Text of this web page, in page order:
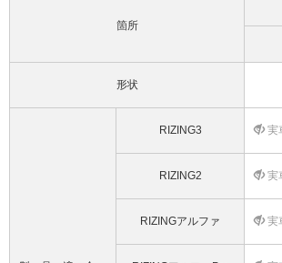
箇所
形状
RIZING3 実
RIZING2 実
RIZINGアルファ 実